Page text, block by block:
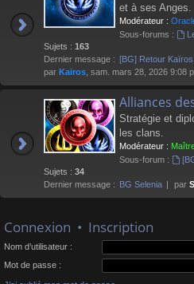
et à ses Anges.
Modérateur :
Sous-forums :
Sujets : 163
Dernier message : [BG] Retour
par Kaïros , sam. mars 28, 2026 9:08
Alliances
Stratégie et
les clans.
Modérateur :
Sous-forum :
Sujets : 34
Dernier message : BG Selenia par
Connexion • Inscription
Nom d’utilisateur :
Mot de passe :